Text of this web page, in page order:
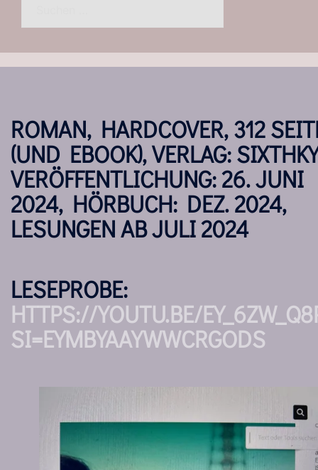
ROMAN, HARDCOVER, 312
(UND EBOOK), VERLAG:
VERÖFFENTLICHUNG: 26. JUNI
2024, HÖRBUCH: DEZ. 2024,
LESUNGEN AB JULI 2024
LESEPROBE:
HTTPS://YOUTU.BE/
SI=EYMBYAAYWWCRGODS